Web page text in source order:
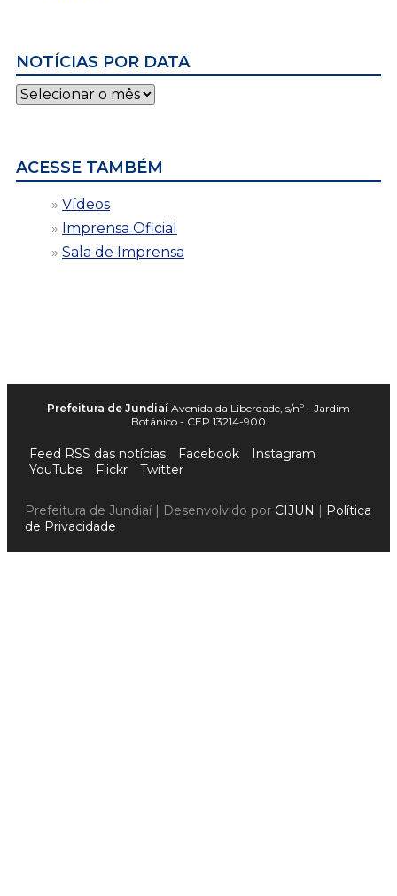
NOTÍCIAS POR DATA
Notícias
por
ACESSE TAMBÉM
Vídeos
Imprensa Oficial
Sala de Imprensa
Prefeitura de Jundiaí Avenida da Liberdade, s/nº - Jardim
Botânico - CEP 13214-900
Feed RSS das notícias Facebook
Instagram
YouTube
Flickr Twitter
Prefeitura de Jundiaí | Desenvolvido por CIJUN | Política
de Privacidade